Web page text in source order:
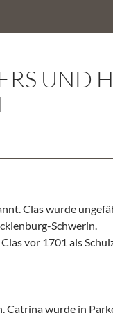
UND
Clas wurde
Schwerin.
vor 1701 als
Catrina wurde in